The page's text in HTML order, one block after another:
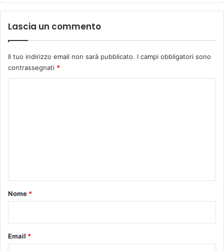
i
o
r
t
Lascia un commento
Il tuo indirizzo email non sarà pubblicato. I campi obbligatori sono
contrassegnati *
o
Nome *
Email *